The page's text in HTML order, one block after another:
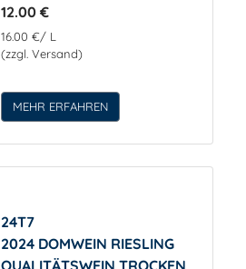
12.00 €
16.00 €/ L
(zzgl. Versand)
MEHR ERFAHREN
24T7
2024 DOMWEIN RIESLING
QUALITÄTSWEIN TROCKEN